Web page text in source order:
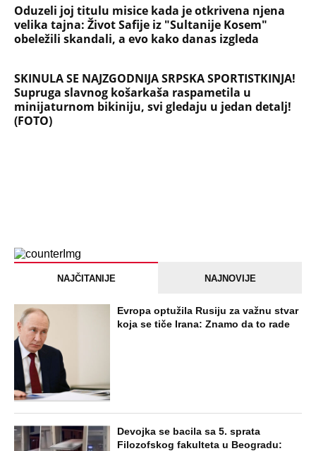
Oduzeli joj titulu misice kada je otkrivena njena
velika tajna: Život Safije iz "Sultanije Kosem"
obeležili skandali, a evo kako danas izgleda
SKINULA SE NAJZGODNIJA SRPSKA SPORTISTKINJA!
Supruga slavnog košarkaša raspametila u
minijaturnom bikiniju, svi gledaju u jedan detalj!
(FOTO)
NAJČITANIJE NAJNOVIJE
Evropa optužila Rusiju za važnu stvar
koja se tiče Irana: Znamo da to rade
Devojka se bacila sa 5. sprata
Filozofskog fakulteta u Beogradu: